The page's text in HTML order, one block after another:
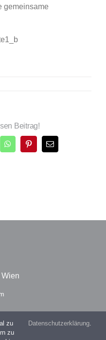
gemeinsame
Beitrag!
WhatsAppPinterest
E-
zu
zu
Datenschutzerklärung.